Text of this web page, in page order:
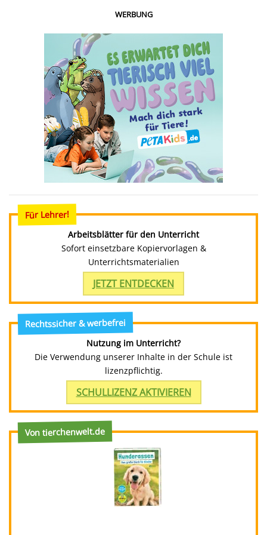
WERBUNG
Für Lehrer!
Arbeitsblätter für den Unterricht
Sofort einsetzbare Kopiervorlagen &
Unterrichtsmaterialien
JETZT ENTDECKEN
Rechtssicher & werbefrei
Nutzung im Unterricht?
Die Verwendung unserer Inhalte in der Schule ist
lizenzpflichtig.
SCHULLIZENZ AKTIVIEREN
Von tierchenwelt.de